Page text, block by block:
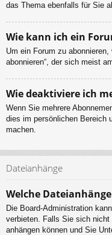
das Thema ebenfalls für Sie
Wie kann ich ein
Um ein Forum zu
abonnieren“, der sich meist
Wie deaktiviere ich
Wenn Sie mehrere
dies im persönlichen Bereich
machen.
Dateianhänge
Welche
Die Board-Administration
verbieten. Falls Sie sich
anhängen können und Sie